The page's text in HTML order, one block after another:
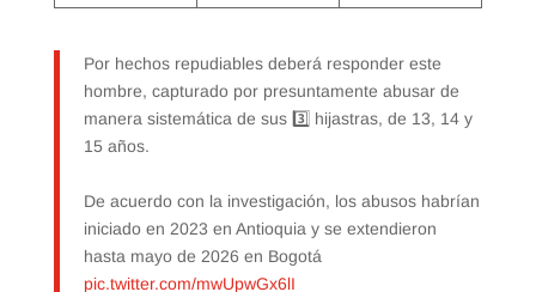
Por hechos repudiables deberá responder este
hombre, capturado por presuntamente abusar de
manera sistemática de sus 3️⃣ hijastras, de 13, 14 y
15 años.
De acuerdo con la investigación, los abusos habrían
iniciado en 2023 en Antioquia y se extendieron
hasta mayo de 2026 en Bogotá
pic.twitter.com/mwUpwGx6lI